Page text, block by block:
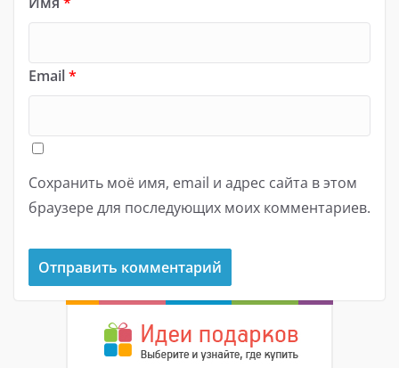
Email*
Сохранить моё имя, email и адрес сайта в этом
браузере для последующих моих комментариев.